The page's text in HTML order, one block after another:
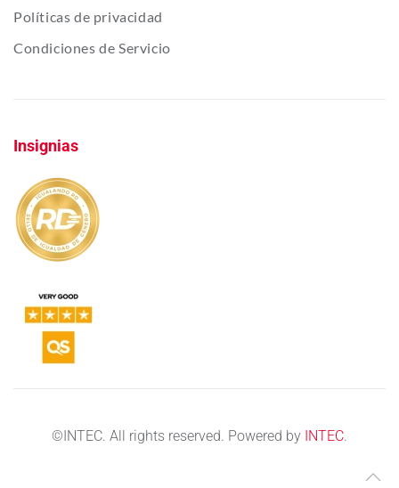
Políticas de privacidad
Condiciones de Servicio
Insignias
©INTEC. All rights reserved. Powered by INTEC.